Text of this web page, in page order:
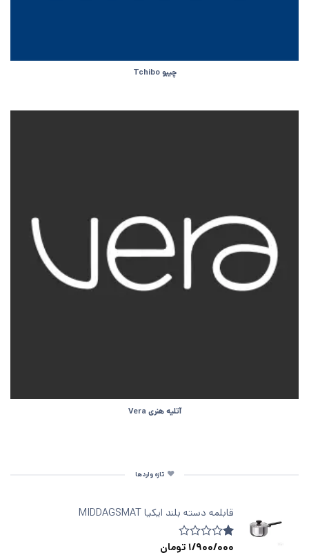
چیبو Tchibo
آتلیه هنری Vera
تازه واردها
قابلمه دسته‌ بلند ایکیا MIDDAGSMAT
امتیازدهی
1
1/900/000 تومان